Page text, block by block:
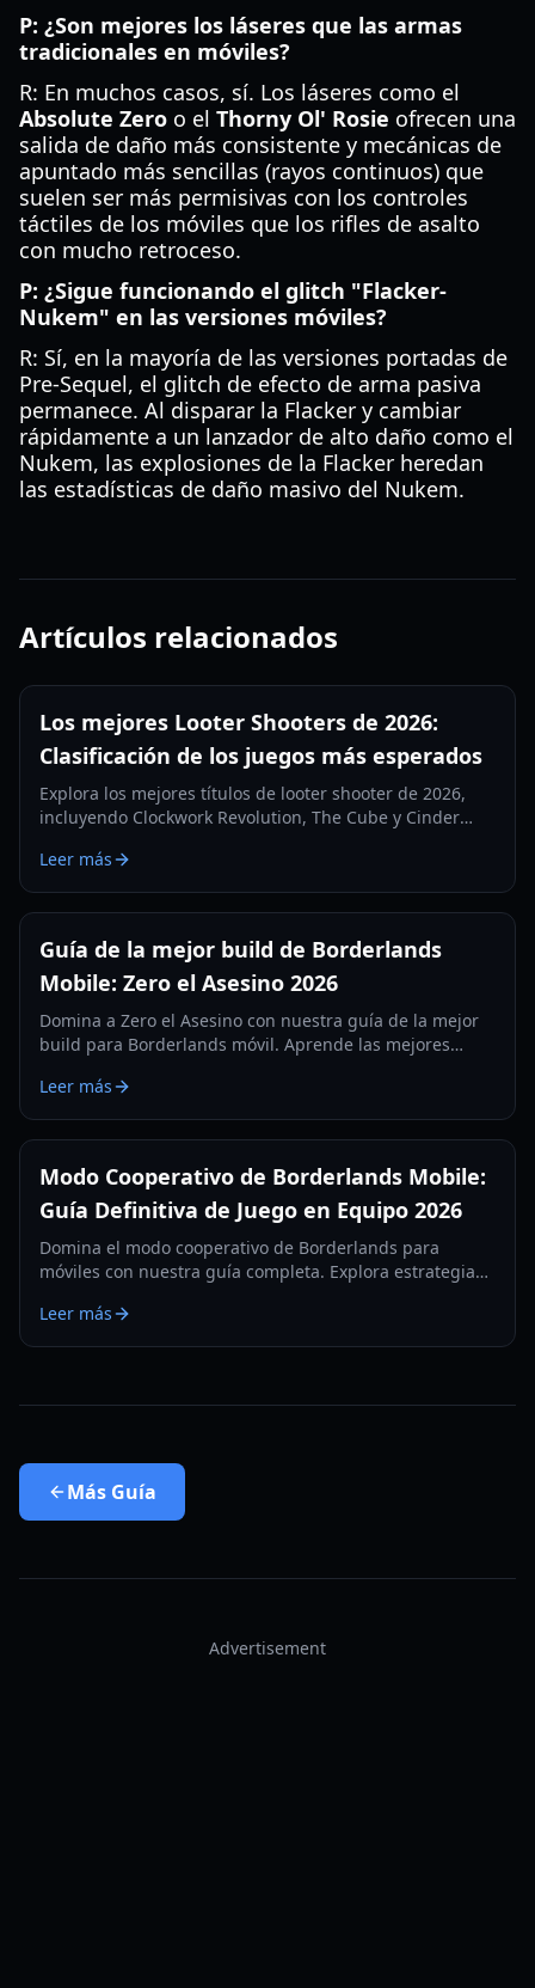
P: ¿Son mejores los láseres que las armas
tradicionales en móviles?
R: En muchos casos, sí. Los láseres como el
Absolute Zero o el Thorny Ol' Rosie ofrecen una
salida de daño más consistente y mecánicas de
apuntado más sencillas (rayos continuos) que
suelen ser más permisivas con los controles
táctiles de los móviles que los rifles de asalto
con mucho retroceso.
P: ¿Sigue funcionando el glitch "Flacker-
Nukem" en las versiones móviles?
R: Sí, en la mayoría de las versiones portadas de
Pre-Sequel, el glitch de efecto de arma pasiva
permanece. Al disparar la Flacker y cambiar
rápidamente a un lanzador de alto daño como el
Nukem, las explosiones de la Flacker heredan
las estadísticas de daño masivo del Nukem.
Artículos relacionados
Los mejores Looter Shooters de 2026:
Clasificación de los juegos más esperados
Explora los mejores títulos de looter shooter de 2026,
incluyendo Clockwork Revolution, The Cube y Cinder
mecánicas más destacados del año.
Leer más
Guía de la mejor build de Borderlands
Mobile: Zero el Asesino 2026
Domina a Zero el Asesino con nuestra guía de la mejor
build para Borderlands móvil. Aprende las mejores
dispositivos móviles en 2026.
Leer más
Modo Cooperativo de Borderlands Mobile:
Guía Definitiva de Juego en Equipo 2026
Domina el modo cooperativo de Borderlands para
móviles con nuestra guía completa. Explora estrategias
del Terror para 2026.
Leer más
Más Guía
Advertisement